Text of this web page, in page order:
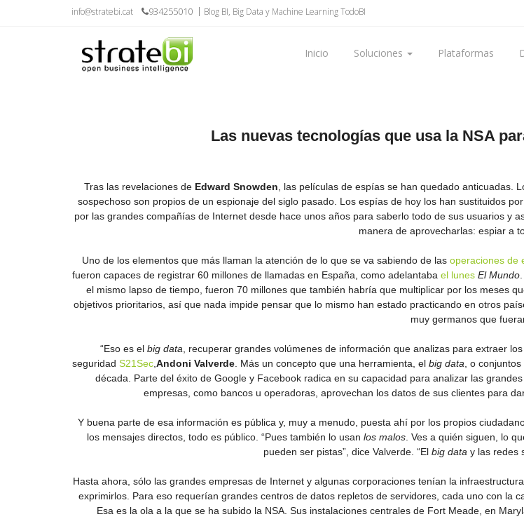
info@stratebi.cat 934255010 Blog BI, Big Data y Machine Learning TodoBI
Inicio Soluciones Plataformas
Las nuevas tecnologías que usa la NSA
Tras las revelaciones de Edward Snowden , las películas de espías se han quedado anticuadas.
sospechoso son propios de un espionaje del siglo pasado. Los espías de hoy los han sustituidos
por las grandes compañías de Internet desde hace unos años para saberlo todo de sus usuarios y
manera de aprovecharlas: espiar a
Uno de los elementos que más llaman la atención de lo que se va sabiendo de las operaciones de
fueron capaces de registrar 60 millones de llamadas en España, como adelantaba el lunes El Mundo.
el mismo lapso de tiempo, fueron 70 millones que también habría que multiplicar por los meses
objetivos prioritarios, así que nada impide pensar que lo mismo han estado practicando en otros
muy germanos que
“Eso es el big data , recuperar grandes volúmenes de información que analizas para extraer
seguridad S21Sec Andoni Valverde . Más un concepto que una herramienta, el big data , o
década. Parte del éxito de Google y Facebook radica en su capacidad para analizar las
empresas, como bancos u operadoras, aprovechan los datos de sus clientes para
Y buena parte de esa información es pública y, muy a menudo, puesta ahí por los propios
los mensajes directos, todo es público. “Pues también lo usan los malos. Ves a quién siguen, lo
pueden ser pistas”, dice Valverde. “El big data y las redes
Hasta ahora, sólo las grandes empresas de Internet y algunas corporaciones tenían la
exprimirlos. Para eso requerían grandes centros de datos repletos de servidores, cada uno con la
Esa es la ola a la que se ha subido la NSA. Sus instalaciones centrales de Fort Meade, en